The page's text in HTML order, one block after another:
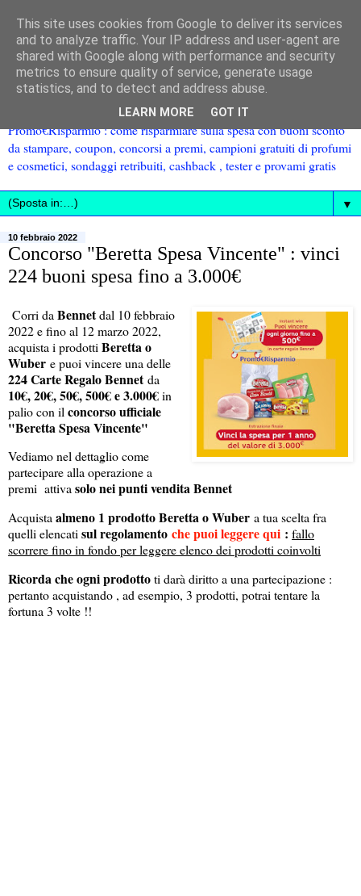
Promo€Risparmio : come risparmiare sulla spesa con buoni sconto
da stampare, coupon, concorsi a premi, campioni gratuiti di profumi
e cosmetici, sondaggi retribuiti, cashback , tester e provami gratis
▼
10 febbraio 2022
Concorso "Beretta Spesa Vincente" : vinci
224 buoni spesa fino a 3.000€
Corri da Bennetdal 10 febbraio
2022 e fino al 12 marzo 2022,
acquista i prodotti Beretta o
Wuber e puoi vincere una delle
224 Carte Regalo Bennet da
10€, 20€, 50€, 500€ e 3.000€in
palio con il concorso ufficiale
"Beretta Spesa Vincente"
Vediamo nel dettaglio come
partecipare alla operazione a
premi attivasolo nei punti vendita Bennet
Acquista almeno 1 prodotto Beretta o Wuber a tua scelta fra
quelli elencati sul regolamento che puoi leggere qui : fallo
scorrere fino in fondo per leggere elenco dei prodotti coinvolti
Ricorda che ogni prodottoti darà diritto a una partecipazione :
pertanto acquistando , ad esempio, 3 prodotti, potrai tentare la
fortuna 3 volte !!
This site uses cookies from Google to deliver its services
and to analyze traffic. Your IP address and user-agent are
shared with Google along with performance and security
metrics to ensure quality of service, generate usage
statistics, and to detect and address abuse.
LEARN MORE GOT IT